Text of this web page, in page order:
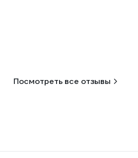
Посмотреть все отзывы